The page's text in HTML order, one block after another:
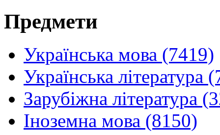
Предмети
Українська мова (7419)
Українська література
Зарубіжна література
Іноземна мова (8150)